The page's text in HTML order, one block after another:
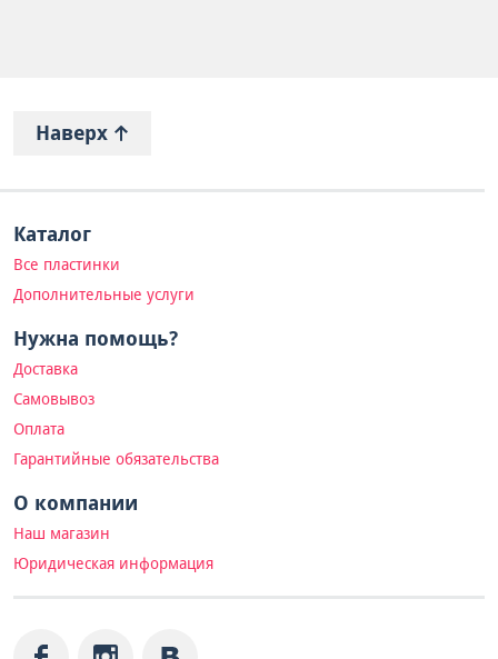
Наверх
Каталог
Все пластинки
Дополнительные услуги
Нужна помощь?
Доставка
Самовывоз
Оплата
Гарантийные обязательства
О компании
Наш магазин
Юридическая информация